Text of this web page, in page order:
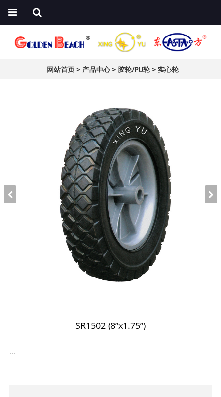
网站首页 > 产品中心> 胶轮/PU轮>实心轮
SR1502 (8”x1.75”)
...